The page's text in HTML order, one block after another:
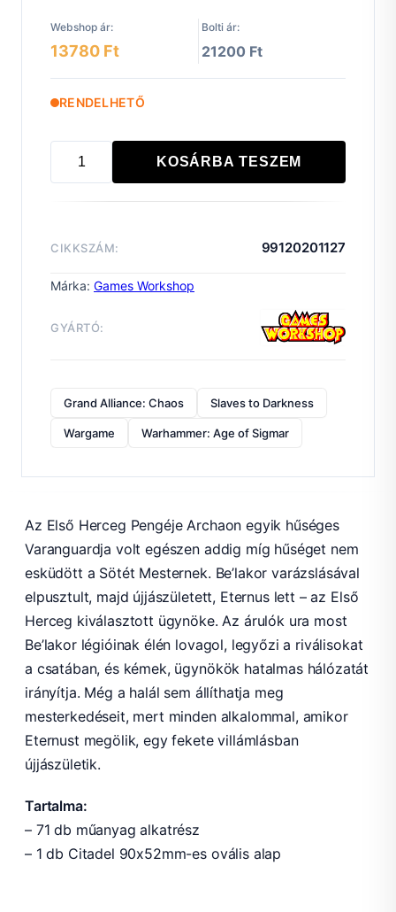
Webshop ár: Bolti ár:
13780 Ft 21200 Ft
RENDELHETŐ
SLAVES
ETERNUS
OF
FIRST
KOSÁRBA TESZEM
CIKKSZÁM: 99120201127
Márka: Games Workshop
GYÁRTÓ:
Grand Alliance: Chaos Slaves to Darkness
Wargame Warhammer: Age of Sigmar
Az Első Herceg Pengéje Archaon egyik hűséges
Varanguardja volt egészen addig míg hűséget nem
esküdött a Sötét Mesternek. Be’lakor varázslásával
elpusztult, majd újjászületett, Eternus lett – az Első
Herceg kiválasztott ügynöke. Az árulók ura most
Be’lakor légióinak élén lovagol, legyőzi a riválisokat
a csatában, és kémek, ügynökök hatalmas hálózatát
irányítja. Még a halál sem állíthatja meg
mesterkedéseit, mert minden alkalommal, amikor
Eternust megölik, egy fekete villámlásban
újjászületik.
Tartalma:
– 71 db műanyag alkatrész
– 1 db Citadel 90x52mm-es ovális alap